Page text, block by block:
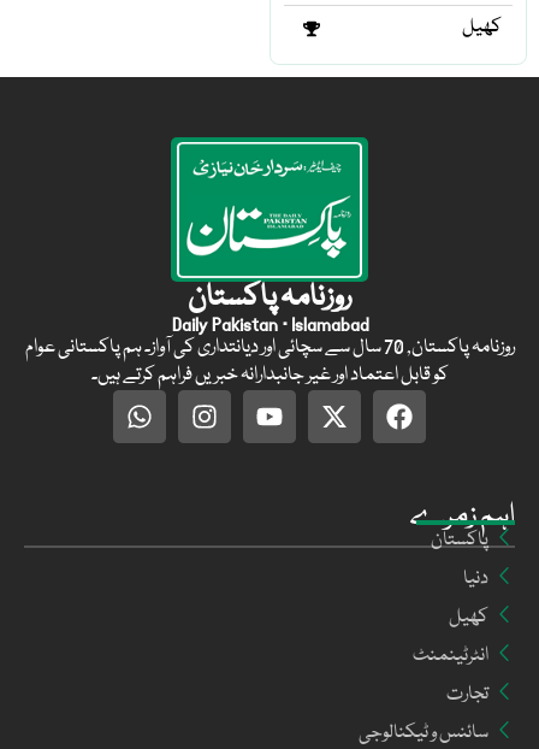
کھیل
اہم زمرے
پاکستان
دنیا
کھیل
انٹرٹینمنٹ
تجارت
سائنس و ٹیکنالوجی
روزنامہ پاکستان
Daily Pakistan · Islamabad
روزنامہ پاکستان, 70 سال سے سچائی اور دیانتداری کی آواز۔ ہم پاکستانی عوام
کو قابل اعتماد اور غیر جانبدارانہ خبریں فراہم کرتے ہیں۔